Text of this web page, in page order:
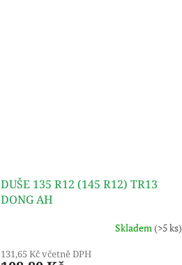
DUŠE 135 R12 (145 R12) TR13
DONG AH
Skladem(>5 ks)
131,65 Kč včetně DPH